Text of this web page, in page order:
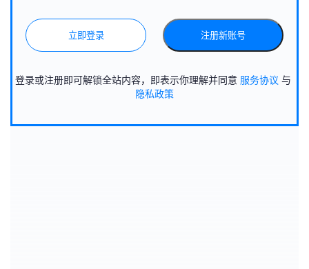
立即登录 注册新账号
登录或注册即可解锁全站内容，即表示你理解并同意 服务协议 与
隐私政策